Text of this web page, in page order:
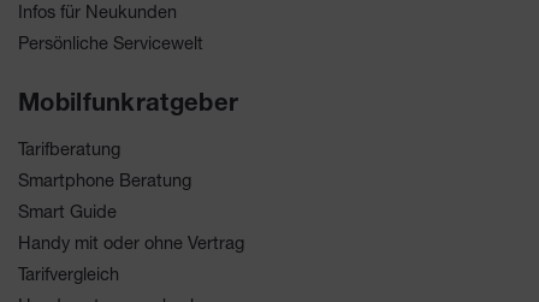
Infos für Neukunden
Persönliche Servicewelt
Mobilfunkratgeber
Tarifberatung
Smartphone Beratung
Smart Guide
Handy mit oder ohne Vertrag
Tarifvergleich